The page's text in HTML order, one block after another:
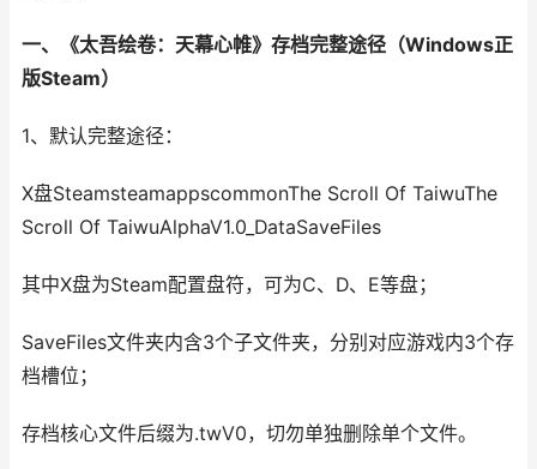
一、《太吾绘卷：天幕心帷》存档完整途径（Windows正
版Steam）
1、默认完整途径：
X盘SteamsteamappscommonThe Scroll Of TaiwuThe
Scroll Of TaiwuAlphaV1.0_DataSaveFiles
其中X盘为Steam配置盘符，可为C、D、E等盘；
SaveFiles文件夹内含3个子文件夹，分别对应游戏内3个存
档槽位；
存档核心文件后缀为.twV0，切勿单独删除单个文件。